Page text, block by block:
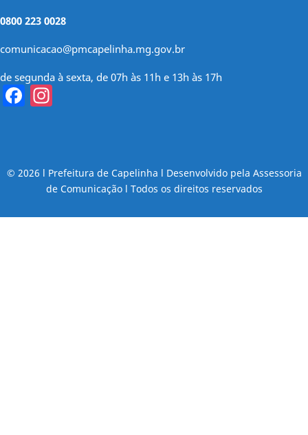
0800 223 0028
comunicacao@pmcapelinha.mg.gov.br
de segunda à sexta, de 07h às 11h e 13h às 17h
Facebook
© 2026 l Prefeitura de Capelinha l Desenvolvido pela Assessoria
de Comunicação l Todos os direitos reservados